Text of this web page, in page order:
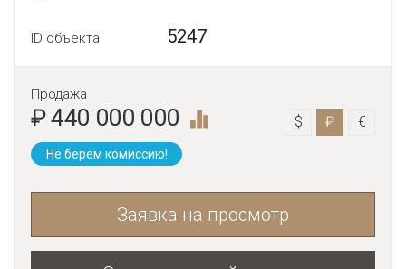
ID объекта 5247
Продажа
₽ 440 000 000 $ ₽ €
Не берем комиссию!
Заявка на просмотр